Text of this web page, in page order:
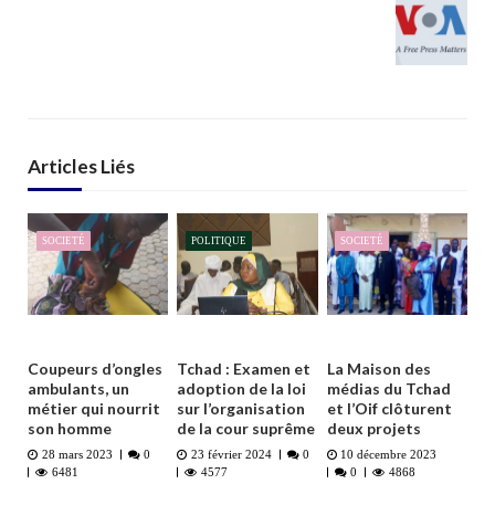
Articles Liés
SOCIETÉ
Coupeurs d’ongles
ambulants, un
métier qui nourrit
son homme
28 mars 2023
0
6481
POLITIQUE
Tchad : Examen et
adoption de la loi
sur l’organisation
de la cour suprême
23 février 2024
0
4577
SOCIETÉ
La Maison des
médias du Tchad
et l’Oif clôturent
deux projets
10 décembre 2023
0
4868